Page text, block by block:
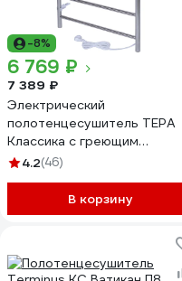
-8%
6 769 ₽
7 389 ₽
Электрический
полотенцесушитель ТЕРА
Классика с греющим
кабелем 500x800 ПСН-09-
4.2(46)
В корзину